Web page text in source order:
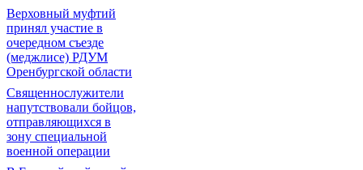
Верховный муфтий
принял участие в
очередном съезде
(меджлисе) РДУМ
Оренбургской области
Священнослужители
напутствовали бойцов,
отправляющихся в
зону специальной
военной операции